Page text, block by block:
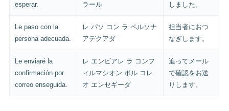
esperar.
ラール
しました。
Le paso con la
persona adecuada.
レ パソ コン ラ ペルソナ
アデクアダ
担当者におつ
なぎします。
Le enviaré la
confirmación por
correo enseguida.
レ エンビアレ ラ コンフ
ィルマシオン ポル コレ
オ エンセギーダ
追ってメール
で確認をお送
りします。